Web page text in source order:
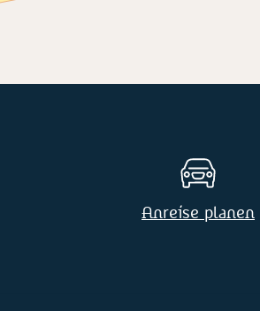
Anreise planen